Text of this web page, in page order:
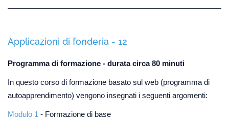
Applicazioni di fonderia - 12
Programma di formazione - durata circa 80 minuti
In questo corso di formazione basato sul web (programma di
autoapprendimento) vengono insegnati i seguenti argomenti:
Modulo 1 - Formazione di base